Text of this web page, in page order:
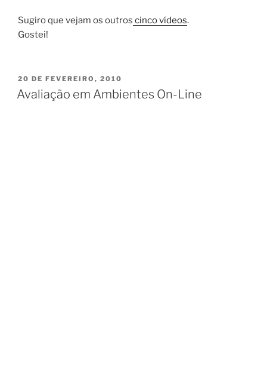
Sugiro que vejam os outros cinco vídeos.
Gostei!
PUBLICADO
EM
20 DE FEVEREIRO, 2010
Avaliação em Ambientes On-Line